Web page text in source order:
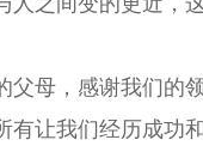
母，感谢我们的
让我们经历成功